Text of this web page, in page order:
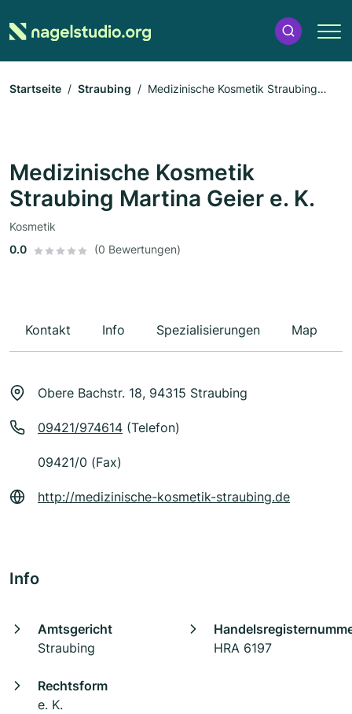
Startseite Straubing
Medizinische Kosmetik Straubing
Medizinische Kosmetik
Straubing Martina Geier e. K.
Kosmetik
0.0
(0 Bewertungen)
Kontakt Info Spezialisierungen Map
Obere Bachstr. 18, 94315 Straubing
09421/974614 (Telefon)
09421/0 (Fax)
http://medizinische-kosmetik-straubing.de
Info
Amtsgericht
Straubing
HRA 6197
Rechtsform
e. K.